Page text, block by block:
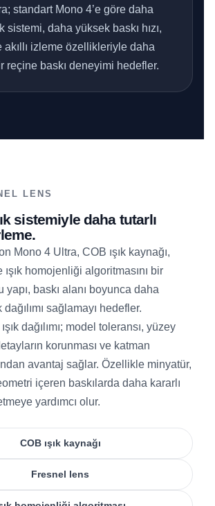
standart Mono 4’e göre daha
sistemi, daha yüksek baskı hızı,
akıllı izleme özellikleriyle daha
reçine baskı deneyimi hedefler.
LENS
sistemiyle daha tutarlı
Mono 4 Ultra, COB ışık kaynağı,
homojenliği algoritmasını bir
yapı, baskı alanı boyunca daha
sağlamayı hedefler.
dağılımı; model toleransı, yüzey
korunması ve katman
avantaj sağlar. Özellikle minyatür,
içeren baskılarda daha kararlı
yardımcı olur.
COB ışık kaynağı
Fresnel lens